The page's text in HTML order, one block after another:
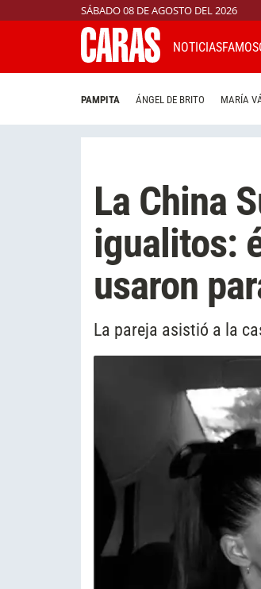
SÁBADO 08 DE AGOSTO DEL 2026
NOTICIAS
PAMPITA ÁNGEL DE BRITO MARÍA
La China
igualitos:
usaron
La pareja asistió a la